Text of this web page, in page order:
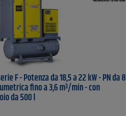
F - Potenza da 18,5 a 22 kW - PN da 8
fino a 3,6 m³/min - con
da 500 l